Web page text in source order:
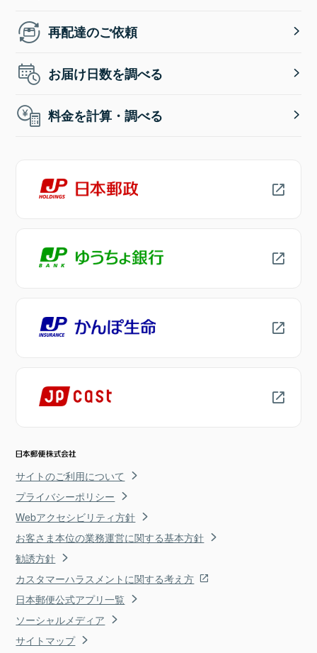
再配達のご依頼
お届け日数を調べる
料金を計算・調べる
サイトのご利用について
プライバシーポリシー
Webアクセシビリティ方針
お客さま本位の業務運営に関する基本方針
勧誘方針
カスタマーハラスメントに関する考え方
日本郵便公式アプリ一覧
ソーシャルメディア
サイトマップ